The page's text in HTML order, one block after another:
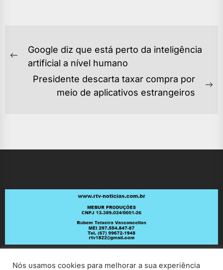
NAVEGAÇÃO
DE
POST
Previous
Google diz que está perto da inteligência
artificial a nível humano
Presidente descarta taxar compra por
meio de aplicativos estrangeiros
Nós usamos cookies para melhorar a sua experiência